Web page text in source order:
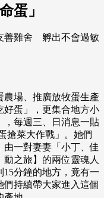
蛋」
場、推廣放牧蛋生產
好蛋」，更集合地方小
，每週三、日消息一貼
搶菜大作戰」。她們
由一對妻妻「小丁、佳
之旅】的兩位靈魂人
分鐘的地方，竟有一
持續帶大家進入這個